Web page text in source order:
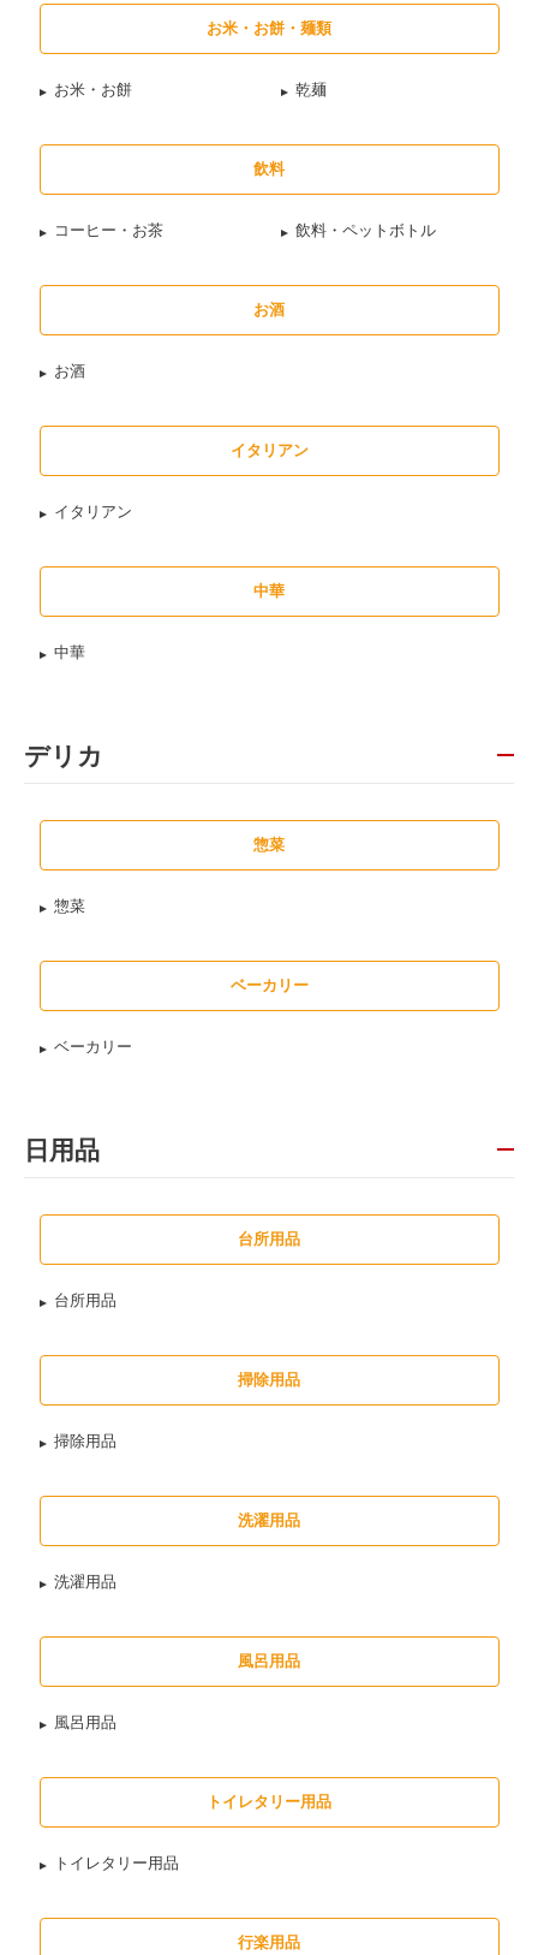
お米・お餅・麺類
お米・お餅 乾麺
飲料
コーヒー・お茶 飲料・ペットボトル
お酒
お酒
イタリアン
イタリアン
中華
中華
デリカ
惣菜
惣菜
ベーカリー
ベーカリー
日用品
台所用品
台所用品
掃除用品
掃除用品
洗濯用品
洗濯用品
風呂用品
風呂用品
トイレタリー用品
トイレタリー用品
行楽用品